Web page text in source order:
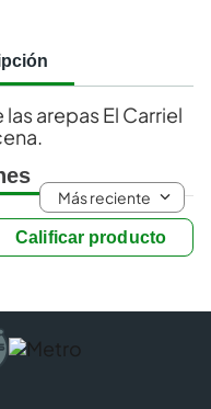
arepas El Carriel
Calificar producto
Más reciente